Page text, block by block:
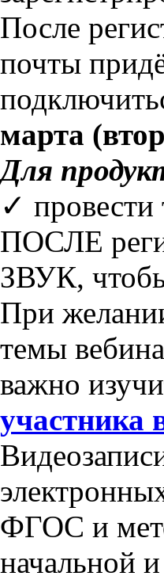
После
почты
марта
Для
✓ провести
ПОСЛЕ
ЗВУК,
При
темы
важно
участника
ФГОС и
начальной